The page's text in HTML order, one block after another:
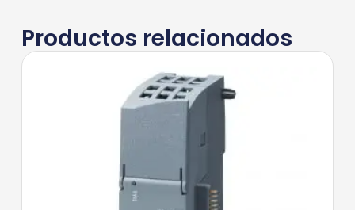
Productos relacionados